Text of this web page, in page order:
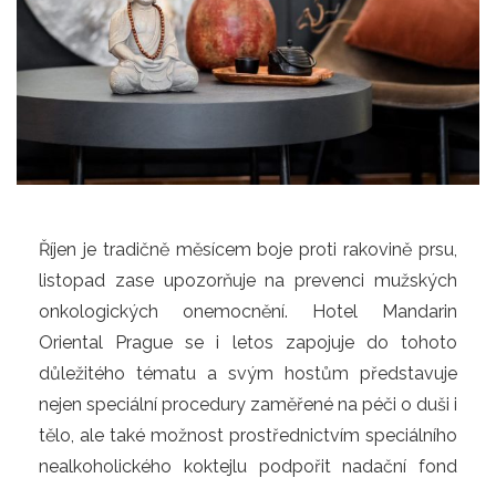
Říjen je tradičně měsícem boje proti rakovině prsu,
listopad zase upozorňuje na prevenci mužských
onkologických onemocnění. Hotel Mandarin
Oriental Prague se i letos zapojuje do tohoto
důležitého tématu a svým hostům představuje
nejen speciální procedury zaměřené na péči o duši i
tělo, ale také možnost prostřednictvím speciálního
nealkoholického koktejlu podpořit nadační fond